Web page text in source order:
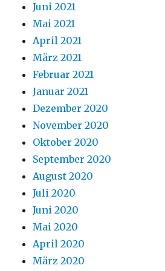
Juni 2021
Mai 2021
April 2021
März 2021
Februar 2021
Januar 2021
Dezember 2020
November 2020
Oktober 2020
September 2020
August 2020
Juli 2020
Juni 2020
Mai 2020
April 2020
März 2020